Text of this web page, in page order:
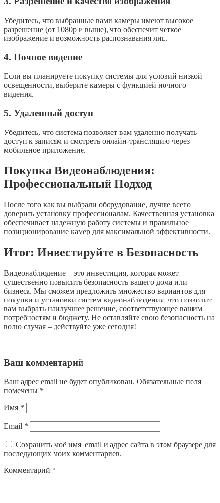
Убедитесь, что выбранные вами камеры имеют высокое
разрешение (от 1080p и выше), что обеспечит четкое
изображение и возможность распознавания лиц.
4. Ночное видение
Если вы планируете покупку системы для условий низкой
освещенности, выберите камеры с функцией ночного
видения.
5. Удаленный доступ
Убедитесь, что система позволяет вам удаленно получать
доступ к записям и смотреть онлайн-трансляцию через
мобильное приложение.
Покупка Видеонаблюдения:
Профессиональный Подход
После того как вы выбрали оборудование, лучше всего
доверить установку профессионалам. Качественная установка
обеспечивает надежную работу системы и правильное
позиционирование камер для максимальной эффективности.
Итог: Инвестируйте в Безопасность
Видеонаблюдение – это инвестиция, которая может
существенно повысить безопасность вашего дома или
бизнеса. Мы сможем предложить множество вариантов для
покупки и установки систем видеонаблюдения, что позволит
вам выбрать наилучшее решение, соответствующее вашим
потребностям и бюджету. Не оставляйте свою безопасность на
волю случая – действуйте уже сегодня!
Ваш комментарий
Ваш адрес email не будет опубликован. Обязательные поля
помечены *
Имя *
Email *
Сохранить моё имя, email и адрес сайта в этом браузере для
последующих моих комментариев.
Комментарий *